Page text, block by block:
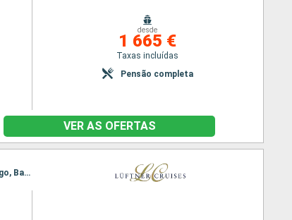
desde
1 665 €
Taxas incluídas
Pensão completa
VER AS OFERTAS
Itinerário : Amesterdão, Utrecht, Colónia, Cochem, Koblenz, Rudesheim, Mannheim, Speyer, Estrasburgo, Basileia